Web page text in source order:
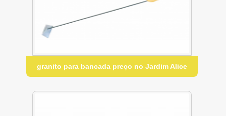
granito para bancada preço no Jardim Alice